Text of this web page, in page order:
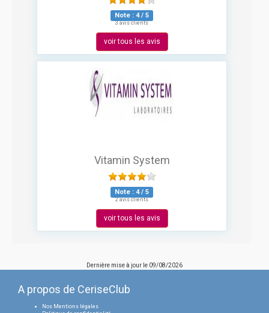
Note : 4/ 5
3 avis clients
voir tous les avis
Vitamin System
Note : 4/ 5
2 avis clients
voir tous les avis
Dernière mise à jour le 09/08/2026
A propos de CeriseClub
Nos Mentions légales